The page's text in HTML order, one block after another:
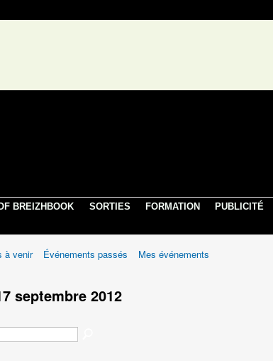
BREIZHBOOK SORTIES FORMATION PUBLICITÉ
à venir Événements passés Mes événements
septembre 2012